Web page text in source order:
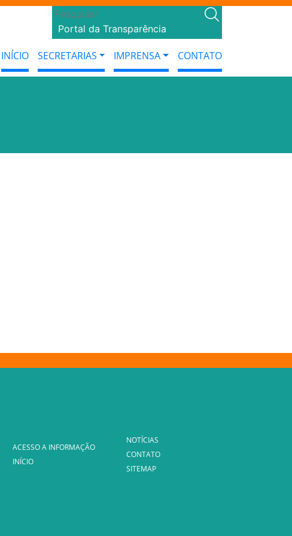
Portal da Transparência
INÍCIO SECRETARIAS IMPRENSA CONTATO
ACESSO A INFORMAÇÃO
INÍCIO
NOTÍCIAS
CONTATO
SITEMAP